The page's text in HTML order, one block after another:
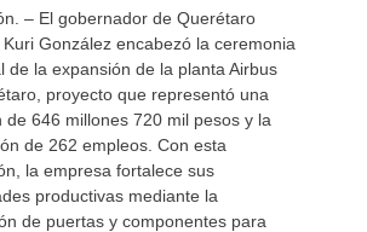
– El gobernador de Querétaro
González encabezó la ceremonia
de la expansión de la planta Airbus
proyecto que representó una
de 646 millones 720 mil pesos y la
de 262 empleos. Con esta
la empresa fortalece sus
productivas mediante la
de puertas y componentes para